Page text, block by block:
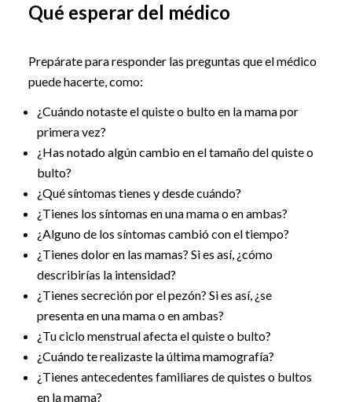
Qué esperar del médico
Prepárate para responder las preguntas que el médico
puede hacerte, como:
¿Cuándo notaste el quiste o bulto en la mama por
primera vez?
¿Has notado algún cambio en el tamaño del quiste o
bulto?
¿Qué síntomas tienes y desde cuándo?
¿Tienes los síntomas en una mama o en ambas?
¿Alguno de los síntomas cambió con el tiempo?
¿Tienes dolor en las mamas? Si es así, ¿cómo
describirías la intensidad?
¿Tienes secreción por el pezón? Si es así, ¿se
presenta en una mama o en ambas?
¿Tu ciclo menstrual afecta el quiste o bulto?
¿Cuándo te realizaste la última mamografía?
¿Tienes antecedentes familiares de quistes o bultos
en la mama?